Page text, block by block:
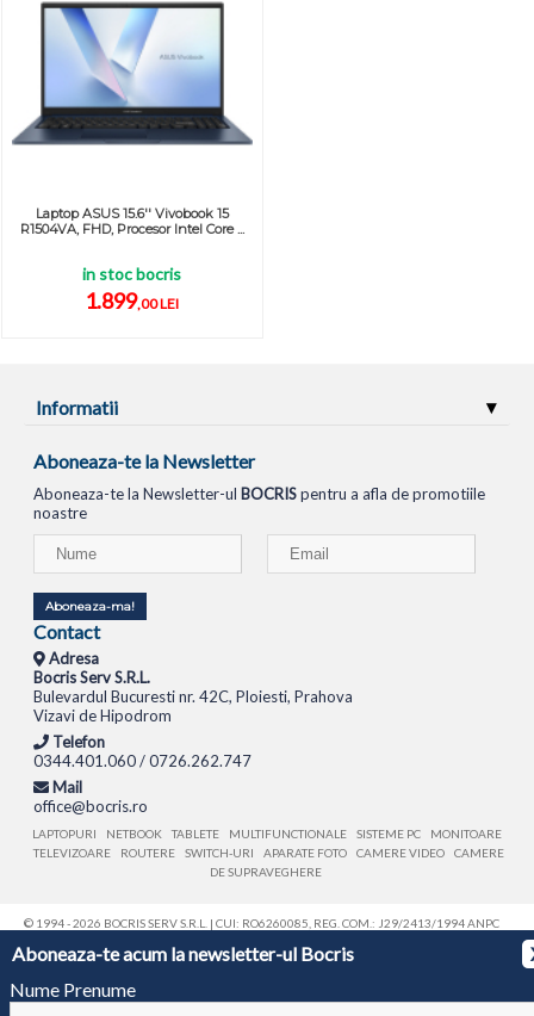
Aboneaza-te acum la newsletter-ul Bocris
Nume Prenume
Laptop ASUS 15.6'' Vivobook 15
R1504VA, FHD, Procesor Intel Core ...
in stoc bocris
1.899,00 LEI
Informatii
Aboneaza-te la Newsletter
Aboneaza-te la Newsletter-ul BOCRISpentru a afla de promotiile
noastre
Aboneaza-ma!
Contact
Adresa
Bocris Serv S.R.L.
Bulevardul Bucuresti nr. 42C, Ploiesti, Prahova
Vizavi de Hipodrom
Telefon
0344.401.060 / 0726.262.747
Mail
office@bocris.ro
LAPTOPURI NETBOOK TABLETE MULTIFUNCTIONALE SISTEME PC
MONITOARE
TELEVIZOARE
ROUTERE SWITCH-URI APARATE FOTO CAMERE VIDEO
CAMERE
DE SUPRAVEGHERE
© 1994 - 2026 BOCRIS SERV S.R.L. | CUI: RO6260085, REG. COM.: J29/2413/1994ANPC